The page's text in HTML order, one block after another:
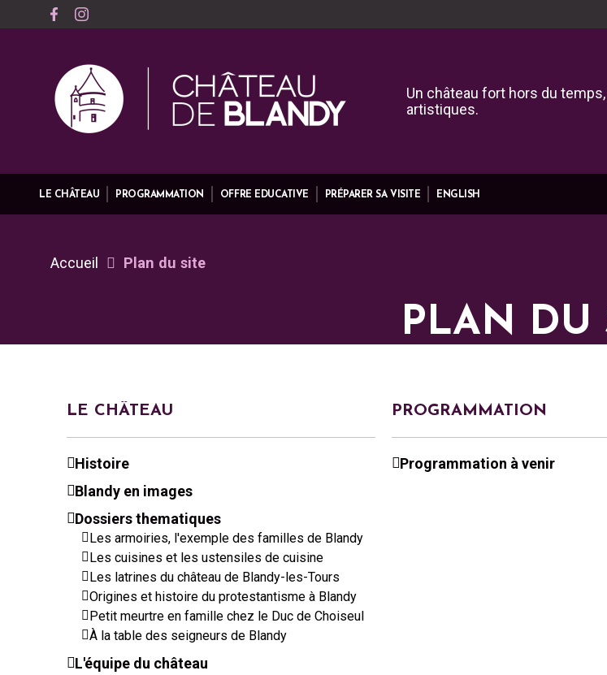
LE CHÂTEAU PROGRAMMATION OFFRE EDUCATIVE PRÉPARER SA VISITE ENGLISH
Un château fort hors du
artistiques.
Accueil Plan du site
PLAN DU
LE CHÂTEAU
Histoire
Blandy en images
Dossiers thematiques
Les armoiries, l'exemple des familles de Blandy
Les cuisines et les ustensiles de cuisine
Les latrines du château de Blandy-les-Tours
Origines et histoire du protestantisme à Blandy
Petit meurtre en famille chez le Duc de Choiseul
À la table des seigneurs de Blandy
L'équipe du château
PROGRAMMATION
Programmation à venir